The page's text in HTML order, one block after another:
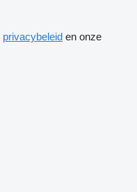
privacybeleid en onze